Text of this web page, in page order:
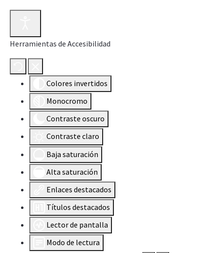
Herramientas de Accesibilidad
Colores invertidos
Monocromo
Contraste oscuro
Contraste claro
Baja saturación
Alta saturación
Enlaces destacados
Títulos destacados
Lector de pantalla
Modo de lectura